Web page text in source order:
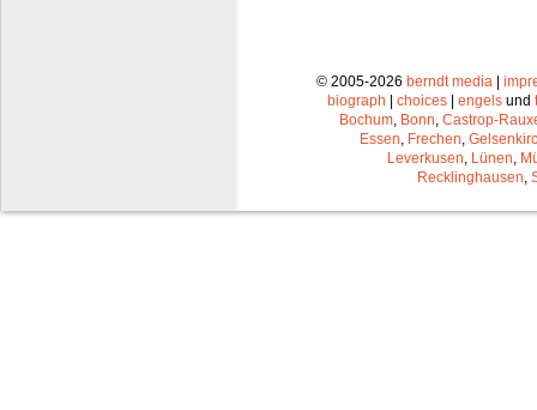
© 2005-2026 berndt media |
biograph | choices | engels und
Bochum Bonn Castrop-
Essen Frechen
Leverkusen Lünen
Recklinghausen